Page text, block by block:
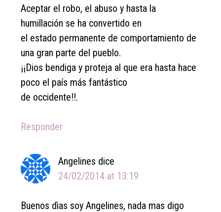
Aceptar el robo, el abuso y hasta la
humillación se ha convertido en
el estado permanente de comportamiento de
una gran parte del pueblo.
¡¡Dios bendiga y proteja al que era hasta hace
poco el país más fantástico
de occidente!!.
Responder
Angelines dice
24/02/2014 at 13:19
Buenos dìas soy Angelines, nada mas digo